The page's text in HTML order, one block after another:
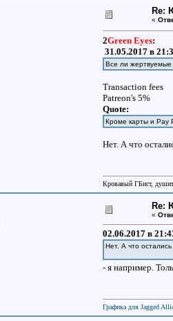
Re:
«
2Green Eyes:
31.05.2017 в
Все ли жертвуемые
Transaction fees
Patreon's 5%
Quote:
Кроме карты и Pay
Нет. А что
Кровавый ГБист,
Re:
«
02.06.2017 в
Нет. А что
- я например.
Графика для Jagged